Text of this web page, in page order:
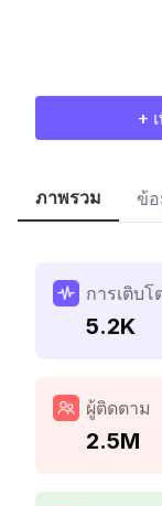
+
ภาพรวม ข้อ
การเติบโ
5.2K
ผู้ติดตาม
2.5M